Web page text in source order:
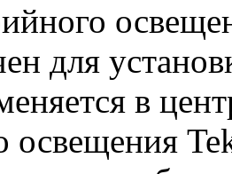
для
в
освещения